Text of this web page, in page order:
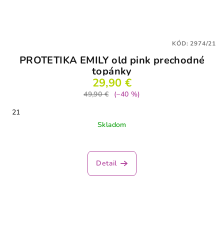
PROTETIKA EMILY old pink prechodné
topánky
29,90 €
49,90 €
(–40 %)
21
Skladom
Detail
KÓD:2974/21